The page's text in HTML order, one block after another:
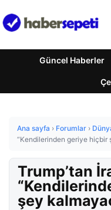
Güncel Haberler
Ana sayfa › Forumlar ›
“Kendilerinden geriye hiçbir
Trump’tan
şey